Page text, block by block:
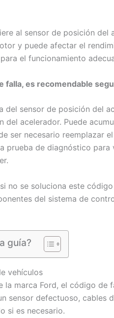
al sensor de posición del
y puede afectar el
el funcionamiento
falla, es recomendable
del sensor de posición del
del acelerador. Puede
ser necesario reemplazar
prueba de diagnóstico
no se soluciona este
del sistema de
guía?
vehículos
la marca Ford, el código de
sensor defectuoso, cables
si es necesario.